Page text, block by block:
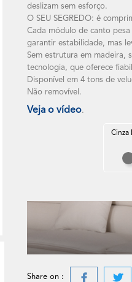
deslizam sem esforço.
O SEU SEGREDO: é
Cada módulo de canto
garantir estabilidade, mas
Sem estrutura em madeira,
tecnologia, que oferece
Disponível em 4 tons de
Não removível.
Veja o vídeo.
Cinza
Share on :